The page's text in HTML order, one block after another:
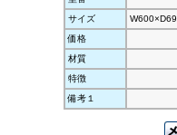
サイズ
価格
材質
特徴
備考１